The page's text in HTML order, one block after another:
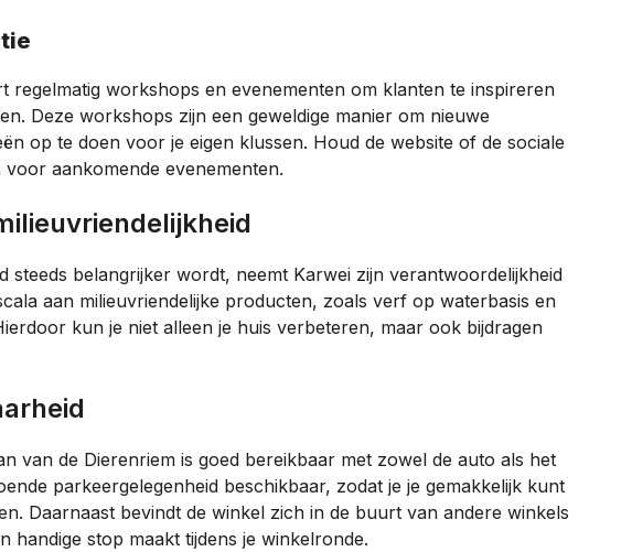
regelmatig workshops en evenementen om klanten te inspireren
Deze workshops zijn een geweldige manier om nieuwe
op te doen voor je eigen klussen. Houd de website of de sociale
aankomende evenementen.
steeds belangrijker wordt, neemt Karwei zijn verantwoordelijkheid
aan milieuvriendelijke producten, zoals verf op waterbasis en
kun je niet alleen je huis verbeteren, maar ook bijdragen
van de Dierenriem is goed bereikbaar met zowel de auto als het
parkeergelegenheid beschikbaar, zodat je je gemakkelijk kunt
Daarnaast bevindt de winkel zich in de buurt van andere winkels
handige stop maakt tijdens je winkelronde.